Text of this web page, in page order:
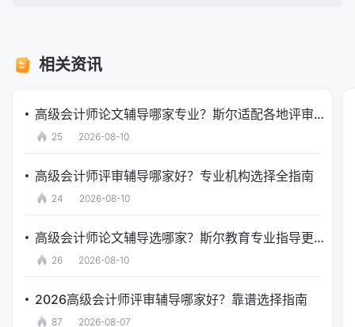
相关资讯
高级会计师论文辅导哪家专业？斯尔适配各地评审政策
25 2026-08-10
高级会计师评审辅导哪家好？专业机构选择全指南
24 2026-08-10
高级会计师论文辅导选哪家？斯尔教育专业指导更放心
26 2026-08-10
2026高级会计师评审辅导哪家好？靠谱选择指南
87 2026-08-07